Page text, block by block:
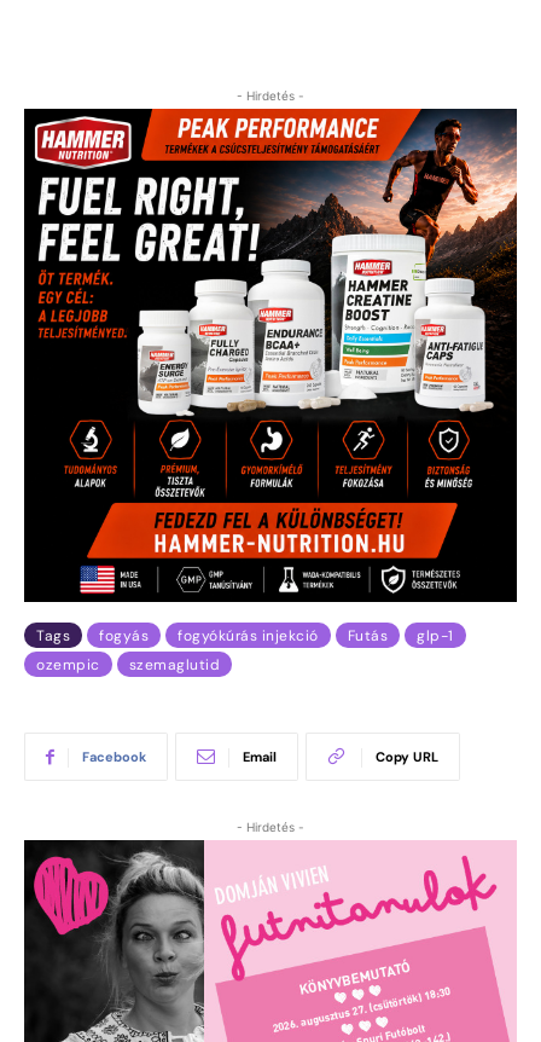
- Hirdetés -
Tags fogyás fogyókúrás injekció Futás
glp-1
ozempic
szemaglutid
Facebook Email Copy URL
- Hirdetés -